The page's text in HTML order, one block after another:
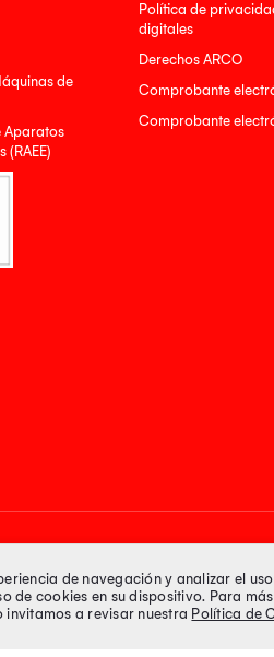
de
Aparatos
(RAEE)
Política de
digitales
Derechos ARCO
Comprobante
Comprobante
Medios de pago
de navegación y analizar el
de cookies en su dispositivo. Para
a revisar nuestra Política de